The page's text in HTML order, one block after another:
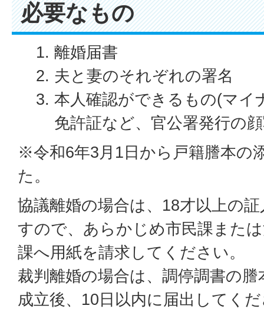
必要なもの
離婚届書
夫と妻のそれぞれの署名
本人確認ができるもの(マイ
免許証など、官公署発行の
※令和6年3月1日から戸籍謄本の
た。
協議離婚の場合は、18才以上の
すので、あらかじめ市民課また
課へ用紙を請求してください。
裁判離婚の場合は、調停調書の
成立後、10日以内に届出してく